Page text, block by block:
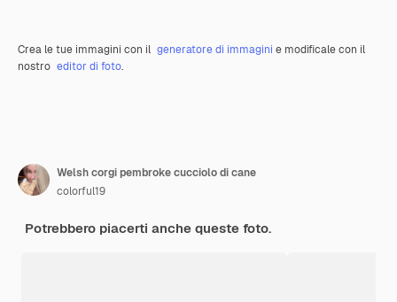
Crea le tue immagini con il generatore di immagini e modificale con il
nostro editor di foto.
Welsh corgi pembroke cucciolo di cane
colorful19
Potrebbero piacerti anche queste foto.